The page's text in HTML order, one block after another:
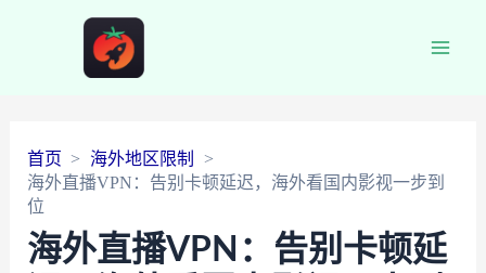
首页
海外地区限制
海外直播VPN：告别卡顿延迟，海外看国内影视一步到
位
海外直播VPN：告别卡顿延